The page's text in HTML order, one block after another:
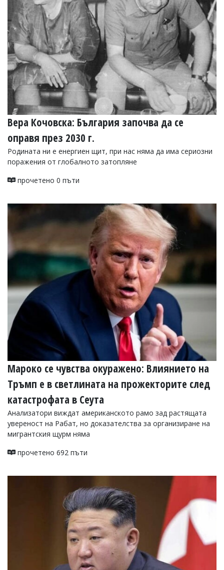
УКРАЙНА
СПОРТ
РАЗСЛЕДВАНЕ
БИЗНЕС
ЮГ
Управители:
Василев,
email:
v.vasilev@flagman.bg
Катя
Касабова,
еmail:k.kassabova@flagman.bg
редактор:
email:
office@flagman.bg
Коментарите
под
статиите
се
читателите
и
редакцията
носи
отговорност
за
Ако
откриете
обиден
за
вас
моля
сигнализирайте
ни!
Вера Кочовска: България започва да се
оправя през 2030 г.
Родината ни е енергиен щит, при нас няма да има сериозни
поражения от глобалното затопляне
прочетено 0 пъти
Мароко се чувства окуражено: Влиянието на
Тръмп е в светлината на прожекторите след
катастрофата в Сеута
Анализатори виждат американското рамо зад растящата
увереност на Рабат, но доказателства за организиране на
мигрантския щурм няма
прочетено 692 пъти